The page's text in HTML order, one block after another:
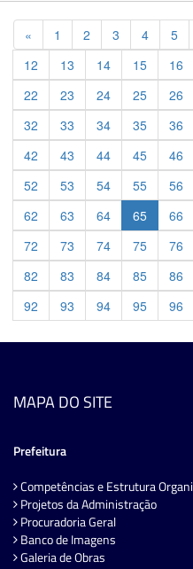
« Previous
1 2 3 4 5
12
13 14 15 16
22
23 24 25 26
32
33 34 35 36
42
43 44 45 46
52
53 54 55 56
62
63 64 65 66
72
73 74 75 76
82
83 84 85 86
92
93 94 95 96
MAPA DO SITE
Prefeitura
Competências e Estrutura
Projetos da Administração
Procuradoria Geral
Banco de Imagens
Galeria de Obras